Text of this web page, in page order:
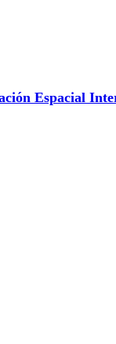
Espacial